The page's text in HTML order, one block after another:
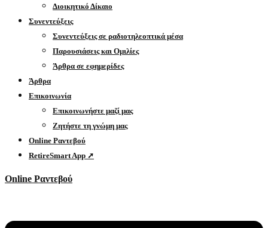
Διοικητικό Δίκαιο
Συνεντεύξεις
Συνεντεύξεις σε ραδιοτηλεοπτικά μέσα
Παρουσιάσεις και Ομιλίες
Άρθρα σε εφημερίδες
Άρθρα
Επικοινωνία
Επικοινωνήστε μαζί μας
Ζητήστε τη γνώμη μας
Online Ραντεβού
RetireSmart App ➚
Online Ραντεβού